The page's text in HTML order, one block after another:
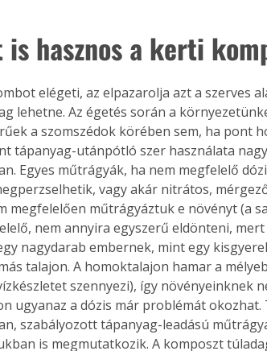
hasznos a kerti
elégeti, az elpazarolja azt a szerves
lehetne. Az égetés során a
a szomszédok körében sem, ha pont
tápanyag-utánpótló szer használata
Egyes műtrágyák, ha nem megfelelő
vagy akár nitrátos,
megfelelően műtrágyáztuk e növényt (a
nem annyira egyszerű eldönteni,
nagydarab embernek, mint egy
talajon. A homoktalajon hamar a
szennyezi), így növényeinknek
ugyanaz a dózis már problémát okozhat.
szabályozott tápanyag-leadású
is megmutatkozik. A komposzt